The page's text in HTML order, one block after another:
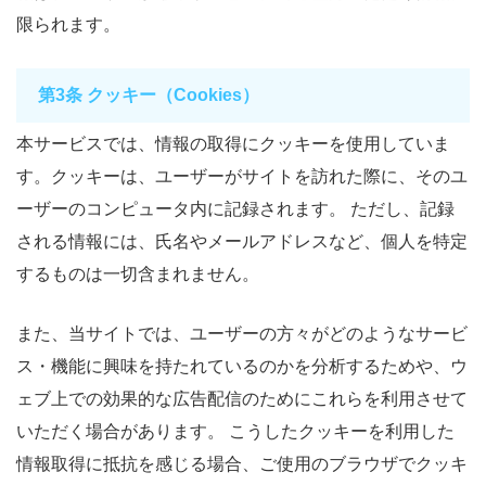
限られます。
第3条 クッキー（Cookies）
本サービスでは、情報の取得にクッキーを使用していま
す。クッキーは、ユーザーがサイトを訪れた際に、そのユ
ーザーのコンピュータ内に記録されます。 ただし、記録
される情報には、氏名やメールアドレスなど、個人を特定
するものは一切含まれません。
また、当サイトでは、ユーザーの方々がどのようなサービ
ス・機能に興味を持たれているのかを分析するためや、ウ
ェブ上での効果的な広告配信のためにこれらを利用させて
いただく場合があります。 こうしたクッキーを利用した
情報取得に抵抗を感じる場合、ご使用のブラウザでクッキ